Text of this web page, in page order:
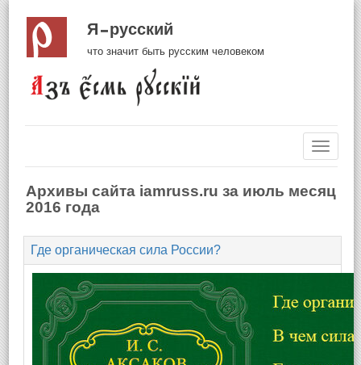
Я русский
что значит быть русским человеком
Архивы сайта iamruss.ru за июль месяц
2016 года
Где органическая сила России?